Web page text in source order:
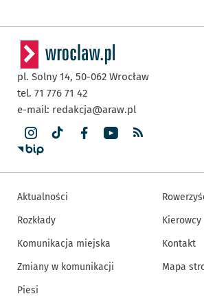
pl. Solny 14, 50-062 Wrocław
tel. 71 776 71 42
e-mail: redakcja@araw.pl
Aktualności
Rozkłady
Komunikacja miejska
Zmiany w komunikacji
Piesi
Kierowcy
Kontakt
Mapa